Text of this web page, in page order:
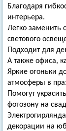
Благодаря
интерьера.
Легко заменить
светового
Подходит для
А также офиса,
Яркие огоньки
атмосферы в
Помогут
фотозону на
декорации на